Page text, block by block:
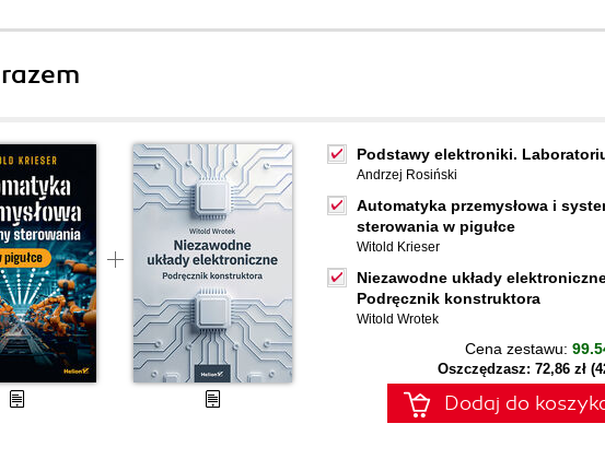
Podstawy elektroniki.
Andrzej Rosiński
Automatyka przemysłowa i
sterowania w pigułce
Witold Krieser
Niezawodne układy
Podręcznik konstruktora
Witold Wrotek
Cena zestawu:
Oszczędzasz: 72,86 zł
Dodaj do